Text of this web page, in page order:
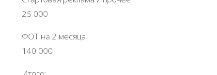
25 000
ФОТ на 2 месяца
140 000